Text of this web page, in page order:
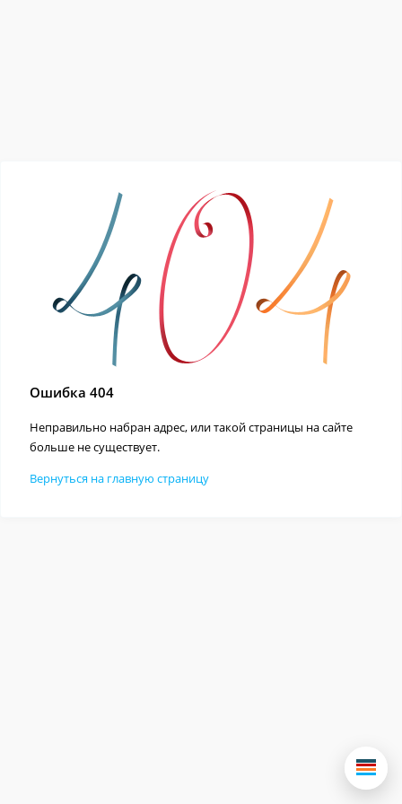
Ошибка 404
Неправильно набран адрес, или такой страницы на сайте
больше не существует.
Вернуться на главную страницу